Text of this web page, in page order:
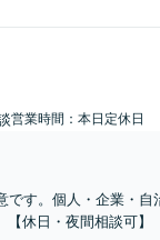
営業時間：本日定休日
です。個人・企業・
休日・夜間相談可】